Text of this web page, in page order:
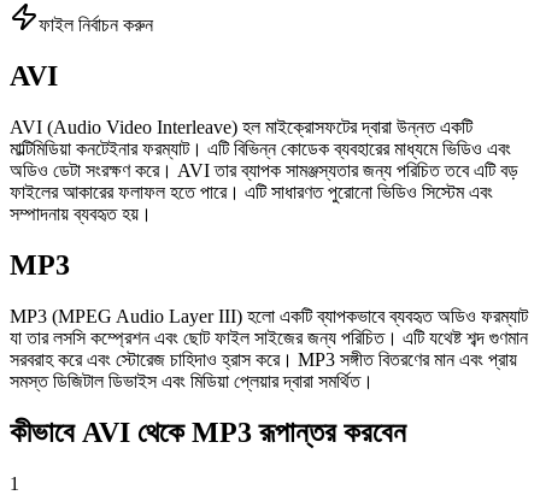
ফাইল নির্বাচন করুন
AVI
AVI (Audio Video Interleave) হল মাইক্রোসফটের দ্বারা উন্নত একটি
মাল্টিমিডিয়া কনটেইনার ফরম্যাট। এটি বিভিন্ন কোডেক ব্যবহারের মাধ্যমে ভিডিও এবং
অডিও ডেটা সংরক্ষণ করে। AVI তার ব্যাপক সামঞ্জস্যতার জন্য পরিচিত তবে এটি বড়
ফাইলের আকারের ফলাফল হতে পারে। এটি সাধারণত পুরোনো ভিডিও সিস্টেম এবং
সম্পাদনায় ব্যবহৃত হয়।
MP3
MP3 (MPEG Audio Layer III) হলো একটি ব্যাপকভাবে ব্যবহৃত অডিও ফরম্যাট
যা তার লসসি কম্প্রেশন এবং ছোট ফাইল সাইজের জন্য পরিচিত। এটি যথেষ্ট শব্দ গুণমান
সরবরাহ করে এবং স্টোরেজ চাহিদাও হ্রাস করে। MP3 সঙ্গীত বিতরণের মান এবং প্রায়
সমস্ত ডিজিটাল ডিভাইস এবং মিডিয়া প্লেয়ার দ্বারা সমর্থিত।
কীভাবে AVI থেকে MP3 রূপান্তর করবেন
1